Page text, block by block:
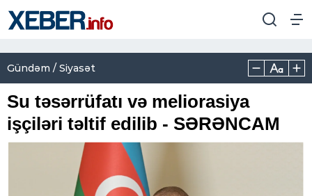
Gündəm / Siyasət
Su təsərrüfatı və meliorasiya
işçiləri təltif edilib - SƏRƏNCAM